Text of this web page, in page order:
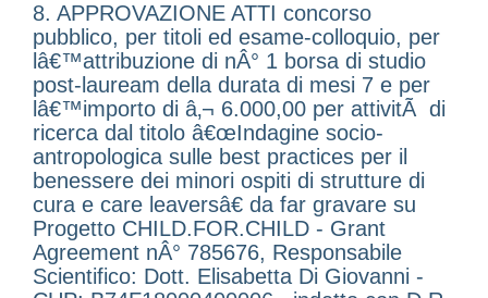
8. APPROVAZIONE ATTI concorso
pubblico, per titoli ed esame-colloquio, per
lâ€™attribuzione di nÂ° 1 borsa di studio
post-lauream della durata di mesi 7 e per
lâ€™importo di â‚¬ 6.000,00 per attivitÃ di
ricerca dal titolo â€œIndagine socio-
antropologica sulle best practices per il
benessere dei minori ospiti di strutture di
cura e care leaversâ€ da far gravare su
Progetto CHILD.FOR.CHILD - Grant
Agreement nÂ° 785676, Responsabile
Scientifico: Dott. Elisabetta Di Giovanni -